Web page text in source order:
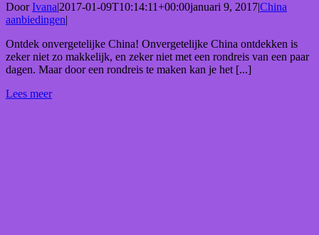
DoorIvana|2017-01-09T10:14:11+00:00januari 9, 2017|China
aanbiedingen|
Ontdek onvergetelijke China! Onvergetelijke China ontdekken is
zeker niet zo makkelijk, en zeker niet met een rondreis van een paar
dagen. Maar door een rondreis te maken kan je het [...]
Lees meer